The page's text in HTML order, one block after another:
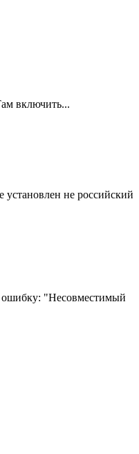
включить...
не российский
ошибку: "Несовместимый